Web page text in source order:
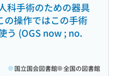
科手術のための器具
の操作ではこの手術
う (OGS now ; no.
国立国会図書館 全国の図書館